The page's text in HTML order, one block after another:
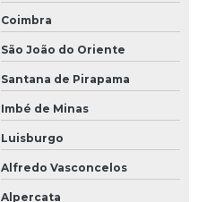
Coimbra
São João do Oriente
Santana de Pirapama
Imbé de Minas
Luisburgo
Alfredo Vasconcelos
Alpercata